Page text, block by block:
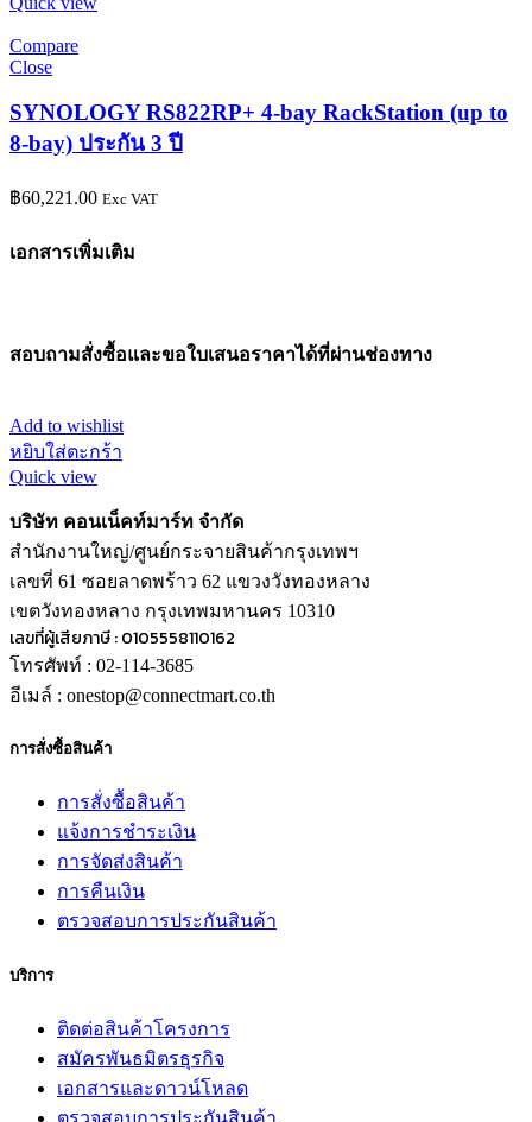
Compare
Close
SYNOLOGY RS822RP+ 4-bay RackStation (up to
8-bay) ประกัน 3 ปี
฿60,221.00 Exc VAT
เอกสารเพิ่มเติม
สอบถามสั่งซื้อและขอใบเสนอราคาได้ที่ผ่านช่องทาง
Add to wishlist
หยิบใส่ตะกร้า
Quick view
บริษัท คอนเน็คท์มาร์ท จำกัด
สำนักงานใหญ่/ศูนย์กระจายสินค้ากรุงเทพฯ
เลขที่ 61 ซอยลาดพร้าว 62 แขวงวังทองหลาง
เขตวังทองหลาง กรุงเทพมหานคร 10310
เลขที่ผู้เสียภาษี : 0105558110162
โทรศัพท์ : 02-114-3685
อีเมล์ : onestop@connectmart.co.th
การสั่งซื้อสินค้า
การสั่งซื้อสินค้า
แจ้งการชำระเงิน
การจัดส่งสินค้า
การคืนเงิน
ตรวจสอบการประกันสินค้า
บริการ
ติดต่อสินค้าโครงการ
สมัครพันธมิตรธุรกิจ
เอกสารและดาวน์โหลด
ตรวจสอบการประกันสินค้า